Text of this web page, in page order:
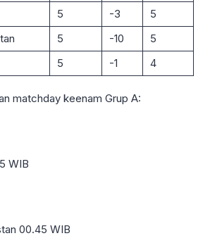
5 -3
5
5 -10
5
5 -1 4
matchday keenam Grup A:
WIB
00.45 WIB